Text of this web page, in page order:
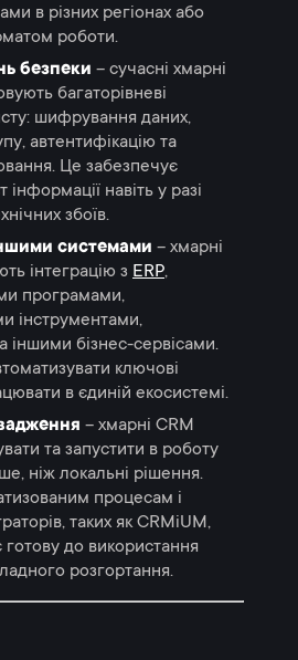
в різних регіонах або
роботи.
безпеки – сучасні хмарні
багаторівневі
шифрування даних,
автентифікацію та
Це забезпечує
інформації навіть у разі
збоїв.
системами – хмарні
інтеграцію з ERP,
програмами,
інструментами,
іншими бізнес-сервісами.
ключові
в єдиній екосистемі.
– хмарні CRM
та запустити в роботу
ніж локальні рішення.
процесам і
таких як CRMiUM,
готову до використання
розгортання.